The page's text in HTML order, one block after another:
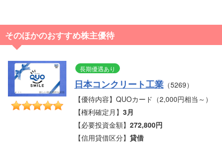
そのほかのおすすめ株主優待
長期優遇あり
日本コンクリート工業 （5269）
【優待内容】QUOカード（2,000円相当～）
【権利確定月】3月
【必要投資金額】272,800円
【信用貸借区分】貸借